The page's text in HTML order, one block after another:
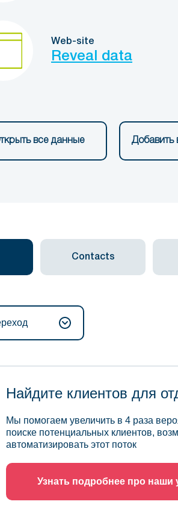
Web-site
Reveal data
все данные Добавить
Contacts
Найдите клиентов для
Мы помогаем увеличить в 4 раза
поиске потенциальных клиентов,
автоматизировать этот поток
Узнать подробнее про